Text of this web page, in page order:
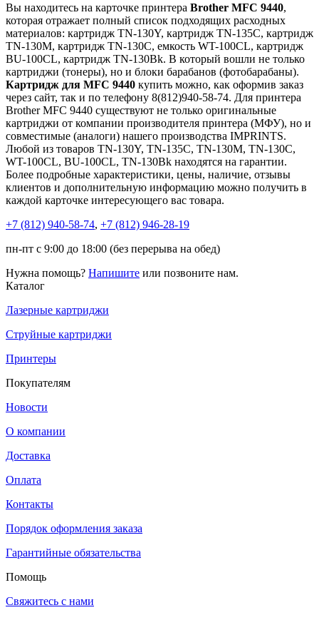
Вы находитесь на карточке принтера Brother MFC 9440,
которая отражает полный список подходящих расходных
материалов: картридж TN-130Y, картридж TN-135C, картридж
TN-130M, картридж TN-130C, емкость WT-100CL, картридж
BU-100CL, картридж TN-130Bk. В который вошли не только
картриджи (тонеры), но и блоки барабанов (фотобарабаны).
Картридж для MFC 9440 купить можно, как оформив заказ
через сайт, так и по телефону 8(812)940-58-74. Для принтера
Brother MFC 9440 существуют не только оригинальные
картриджи от компании производителя принтера (МФУ), но и
совместимые (аналоги) нашего производства IMPRINTS.
Любой из товаров TN-130Y, TN-135C, TN-130M, TN-130C,
WT-100CL, BU-100CL, TN-130Bk находятся на гарантии.
Более подробные характеристики, цены, наличие, отзывы
клиентов и дополнительную информацию можно получить в
каждой карточке интересующего вас товара.
+7 (812) 940-58-74, +7 (812) 946-28-19
пн-пт с 9:00 до 18:00 (без перерыва на обед)
Нужна помощь? Напишите или позвоните нам.
Каталог
Лазерные картриджи
Струйные картриджи
Принтеры
Покупателям
Новости
О компании
Доставка
Оплата
Контакты
Порядок оформления заказа
Гарантийные обязательства
Помощь
Свяжитесь с нами